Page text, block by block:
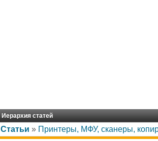
Иерархия статей
Статьи » Принтеры, МФУ, сканеры,